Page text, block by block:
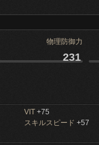
物理防御力
231
VIT +75
スキルスピード +57